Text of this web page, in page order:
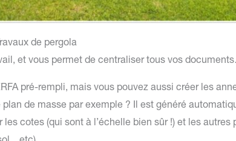
de pergola
et vous permet de centraliser tous vos
pré-rempli, mais vous pouvez aussi créer les
de masse par exemple ? Il est généré
les cotes (qui sont à l’échelle bien sûr !) et les